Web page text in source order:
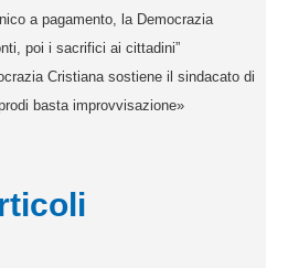
a pagamento, la Democrazia
poi i sacrifici ai cittadini”
Cristiana sostiene il sindacato di
basta improvvisazione»